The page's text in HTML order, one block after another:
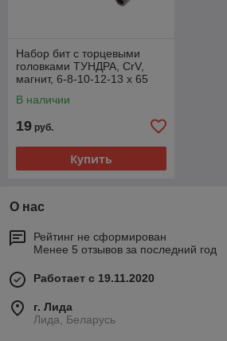
Набор бит с торцевыми
головками ТУНДРА, CrV,
магнит, 6-8-10-12-13 х 65
В наличии
19 руб.
Купить
О нас
Рейтинг не сформирован
Менее 5 отзывов за последний год
Работает с 19.11.2020
г. Лида
Лида, Беларусь